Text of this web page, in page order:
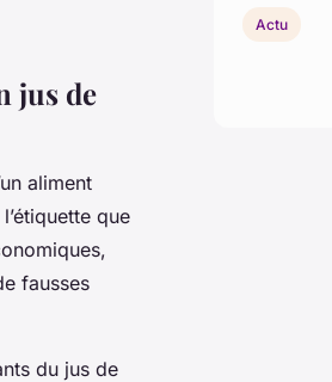
jus de
aliment
que
fausses
du jus de
Actu